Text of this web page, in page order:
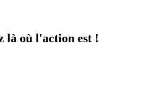
là où l'action est !